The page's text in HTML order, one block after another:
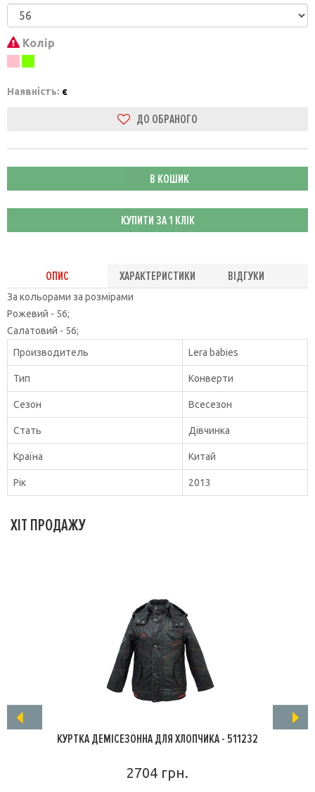
Колір
Наявність: є
В КОШИК
КУПИТИ ЗА 1 КЛIК
ОПИС ХАРАКТЕРИСТИКИ ВІДГУКИ
За кольорами за розмірами
Рожевий - 56;
Салатовий - 56;
Производитель
Lera babies
Тип Конверти
Сезон Всесезон
Стать Дівчинка
Країна Китай
Рік 2013
ХІТ ПРОДАЖУ
КУРТКА ДЕМІСЕЗОННА ДЛЯ ХЛОПЧИКА - 511232
2704 грн.